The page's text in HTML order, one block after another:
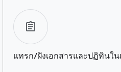
แทรก/ฝังเอกสารและปฏิทินใน